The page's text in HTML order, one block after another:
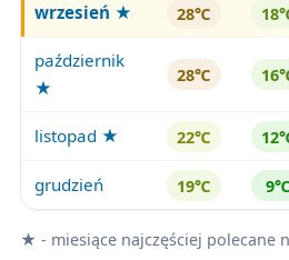
wrzesień ★ 28℃
październik
★
28℃
listopad ★ 22℃
grudzień 19℃ 9℃
★ - miesiące najczęściej polecane